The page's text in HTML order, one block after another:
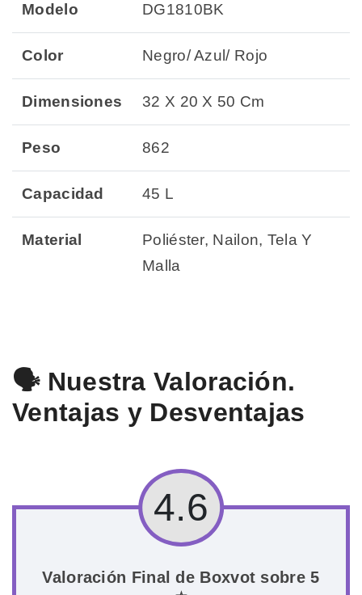
Modelo DG1810BK
Color Negro/ Azul/ Rojo
Dimensiones 32 X 20 X 50 Cm
Peso 862
Capacidad 45 L
Material
Poliéster, Nailon, Tela Y
Malla
🗣️ Nuestra Valoración.
Ventajas y Desventajas
4.6
Valoración Final de Boxvot sobre 5